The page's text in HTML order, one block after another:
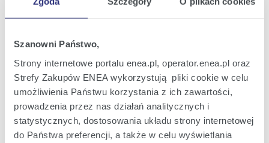
Szanowni Państwo,
Strony internetowe portalu enea.pl, operator.enea.pl oraz
Strefy Zakupów ENEA wykorzystują pliki cookie w celu
umożliwienia Państwu korzystania z ich zawartości,
prowadzenia przez nas działań analitycznych i
statystycznych, dostosowania układu strony internetowej
do Państwa preferencji, a także w celu wyświetlania
25
17:31
Raport bieżący nr 39/2020
Informacja w sprawie wstępnych wyników
2020 roku
sie
2020
18:32
Raport bieżący nr 38/2020
Uzupełnienie informacji nt. Członków
Zarządu ENEA S.A.